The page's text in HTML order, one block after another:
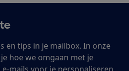
en tips in je mailbox. In onze
je hoe we omgaan met je